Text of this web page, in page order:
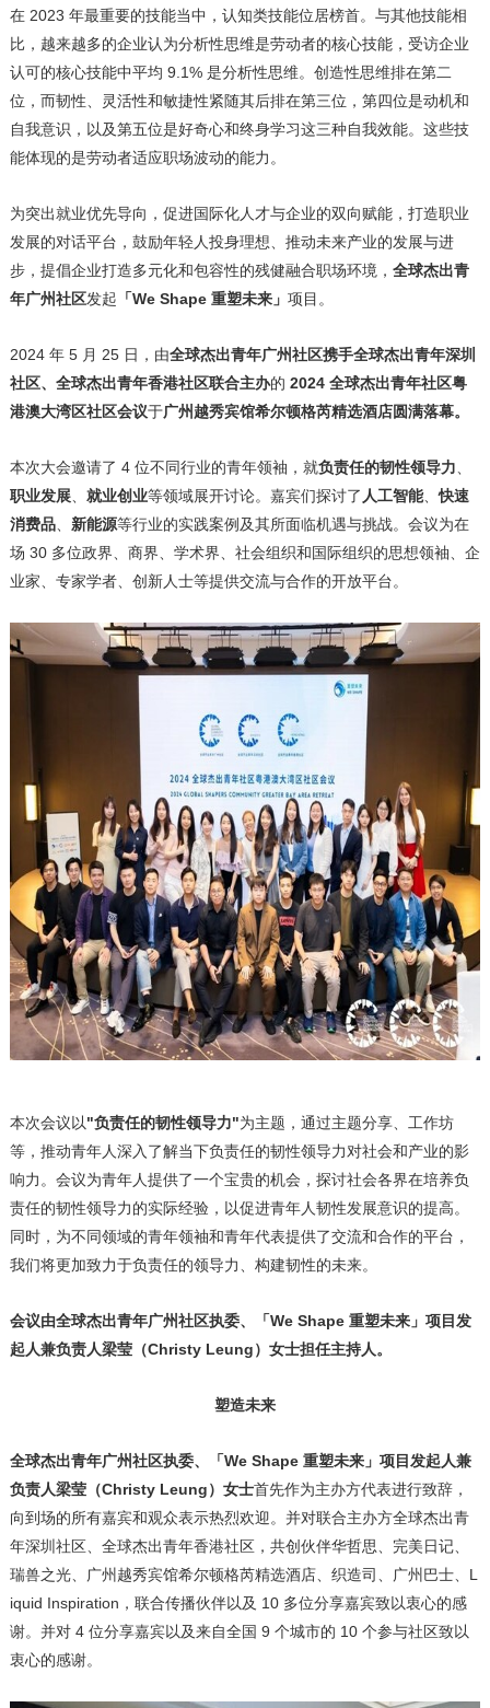
在 2023 年最重要的技能当中，认知类技能位居榜首。与其他技能相
比，越来越多的企业认为分析性思维是劳动者的核心技能，受访企业
认可的核心技能中平均 9.1% 是分析性思维。创造性思维排在第二
位，而韧性、灵活性和敏捷性紧随其后排在第三位，第四位是动机和
自我意识，以及第五位是好奇心和终身学习这三种自我效能。这些技
能体现的是劳动者适应职场波动的能力。
为突出就业优先导向，促进国际化人才与企业的双向赋能，打造职业
发展的对话平台，鼓励年轻人投身理想、推动未来产业的发展与进
步，提倡企业打造多元化和包容性的残健融合职场环境， 全球杰出青
年广州社区发起 「We Shape 重塑未来」 项目。
2024 年 5 月 25 日，由全球杰出青年广州社区携手全球杰出青年深圳
社区、全球杰出青年香港社区联合主办的 2024 全球杰出青年社区粤
港澳大湾区社区会议于广州越秀宾馆希尔顿格芮精选酒店圆满落幕。
本次大会邀请了 4 位不同行业的青年领袖，就负责任的韧性领导力
职业发展、 就业创业等领域展开讨论。嘉宾们探讨了 人工智能、快速
消费品、 新能源等行业的实践案例及其所面临机遇与挑战。会议为在
场 30 多位政界、商界、学术界、社会组织和国际组织的思想领袖、企
业家、专家学者、创新人士等提供交流与合作的开放平台。
本次会议以"负责任的韧性领导力"为主题，通过主题分享、工作坊
等，推动青年人深入了解当下负责任的韧性领导力对社会和产业的影
响力。会议为青年人提供了一个宝贵的机会，探讨社会各界在培养负
责任的韧性领导力的实际经验，以促进青年人韧性发展意识的提高。
同时，为不同领域的青年领袖和青年代表提供了交流和合作的平台，
我们将更加致力于负责任的领导力、构建韧性的未来。
会议由全球杰出青年广州社区执委、「We Shape 重塑未来」项目发
起人兼负责人梁莹（Christy Leung）女士担任主持人。
塑造未来
全球杰出青年广州社区执委、「We Shape 重塑未来」项目发起人兼
负责人梁莹（Christy Leung）女士首先作为主办方代表进行致辞，
向到场的所有嘉宾和观众表示热烈欢迎。并对联合主办方全球杰出青
年深圳社区、全球杰出青年香港社区，共创伙伴华哲思、完美日记、
瑞兽之光、广州越秀宾馆希尔顿格芮精选酒店、织造司、广州巴士、L
iquid Inspiration，联合传播伙伴以及 10 多位分享嘉宾致以衷心的感
谢。并对 4 位分享嘉宾以及来自全国 9 个城市的 10 个参与社区致以
衷心的感谢。